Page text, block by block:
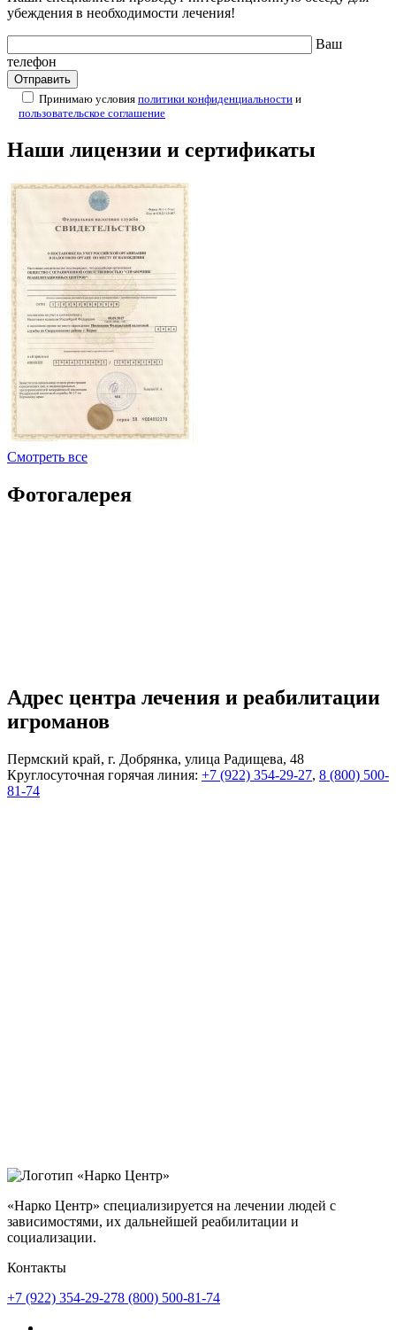
убеждения в необходимости лечения!
Ваш
телефон
Принимаю условия политики конфиденциальности и
пользовательское соглашение
Наши лицензии и сертификаты
Смотреть все
Фотогалерея
Адрес центра лечения и реабилитации
игроманов
Пермский край, г. Добрянка, улица Радищева, 48
Круглосуточная горячая линия: +7 (922) 354-29-27, 8 (800) 500-
81-74
«Нарко Центр» специализируется на лечении людей с
зависимостями, их дальнейшей реабилитации и
социализации.
Контакты
+7 (922) 354-29-278 (800) 500-81-74